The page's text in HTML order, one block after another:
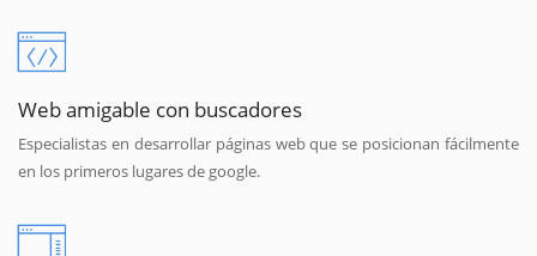
Web amigable con buscadores
Especialistas en desarrollar páginas web que se posicionan fácilmente
en los primeros lugares de google.